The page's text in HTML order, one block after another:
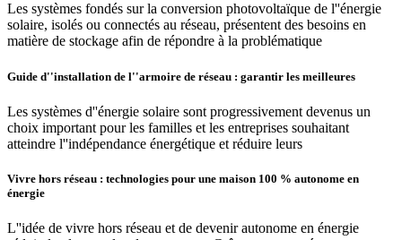
Les systèmes fondés sur la conversion photovoltaïque de l''énergie
solaire, isolés ou connectés au réseau, présentent des besoins en
matière de stockage afin de répondre à la problématique
Guide d''installation de l''armoire de réseau : garantir les meilleures
Les systèmes d''énergie solaire sont progressivement devenus un
choix important pour les familles et les entreprises souhaitant
atteindre l''indépendance énergétique et réduire leurs
Vivre hors réseau : technologies pour une maison 100 % autonome en
énergie
L''idée de vivre hors réseau et de devenir autonome en énergie